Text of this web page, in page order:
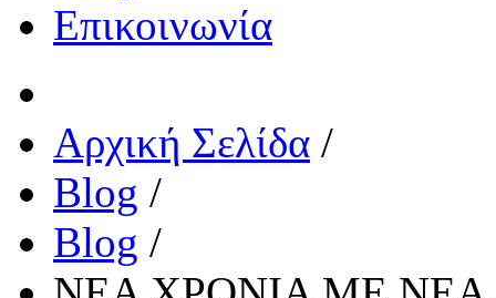
Επικοινωνία
Αρχική Σελίδα /
Blog /
Blog /